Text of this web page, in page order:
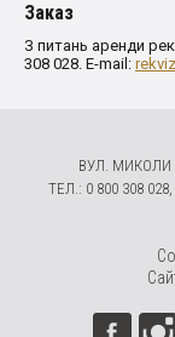
Заказ
З питань аренди
308 028. E-mail:
ВУЛ. МИКОЛИ
ТЕЛ.: 0 800 308